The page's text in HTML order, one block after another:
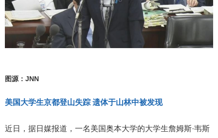
图源：JNN
美国大学生京都登山失踪 遗体于山林中被发现
近日，据日媒报道，一名美国奥本大学的大学生詹姆斯·韦斯